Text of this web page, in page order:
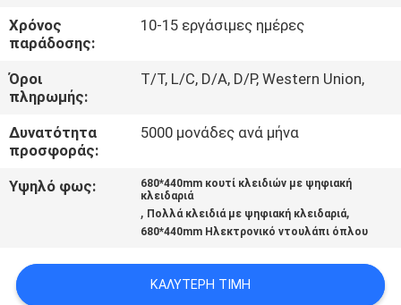
ΜΕ
ΕΙΔΉΣΕΙΣ
ΖΗΤΉΣΤΕ
ΈΝΑ
ΑΠΌΣΠΑΣΜΑ
SITEMAP
Χρόνος
παράδοσης:
10-15 εργάσιμες ημέρες
Όροι
πληρωμής:
T/T, L/C, D/A, D/P, Western Union,
Δυνατότητα
προσφοράς:
5000 μονάδες ανά μήνα
Υψηλό φως:
680*440mm κουτί κλειδιών με ψηφιακή
κλειδαριά
, Πολλά κλειδιά με ψηφιακή κλειδαριά,
680*440mm Ηλεκτρονικό ντουλάπι όπλου
ΚΑΛΎΤΕΡΗ ΤΙΜΉ